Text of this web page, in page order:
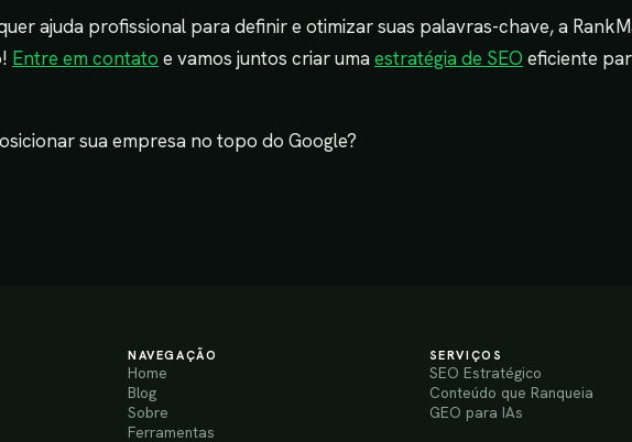
ajuda profissional para definir e otimizar suas palavras-chave, a
Entre em contato e vamos juntos criar umaestratégia de SEO eficiente
sua empresa no topo do Google?
NAVEGAÇÃO
Home
Blog
Sobre
Ferramentas
SERVIÇOS
SEO Estratégico
Conteúdo que Ranqueia
GEO para IAs